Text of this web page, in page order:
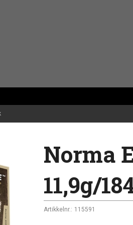
Norma
11,9g/
Artikkelnr.: 115591